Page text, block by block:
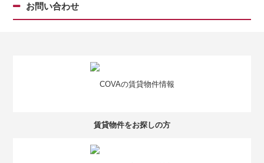
お問い合わせ
賃貸物件をお探しの方